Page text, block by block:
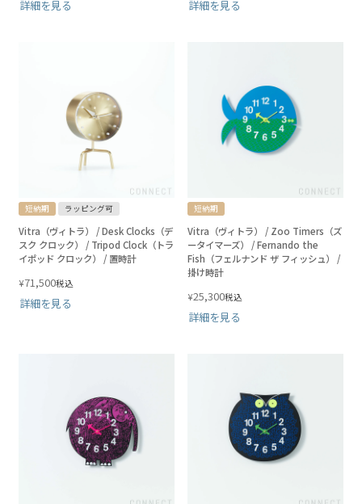
詳細を見る 詳細を見る
短納期 ラッピング可
Vitra（ヴィトラ） / Desk Clocks（デ
スク クロック） / Tripod Clock（トラ
イポッド クロック） / 置時計
¥71,500税込
詳細を見る
短納期
Vitra（ヴィトラ） / Zoo Timers（ズ
ータイマーズ） / Fernando the
Fish（フェルナンド ザ フィッシュ） /
掛け時計
¥25,300税込
詳細を見る